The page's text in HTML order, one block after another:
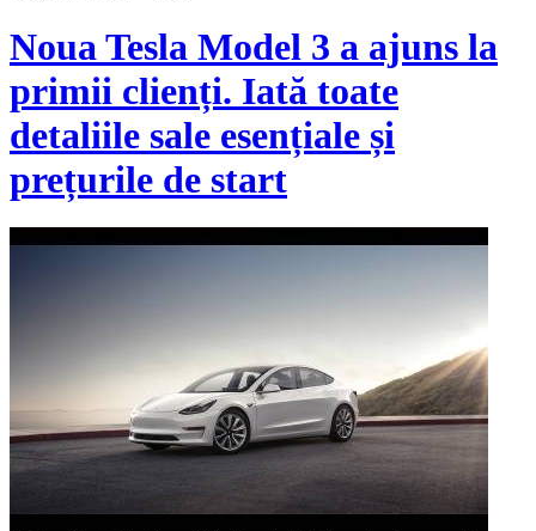
Noua Tesla Model 3 a ajuns la
primii clienți. Iată toate
detaliile sale esențiale și
prețurile de start